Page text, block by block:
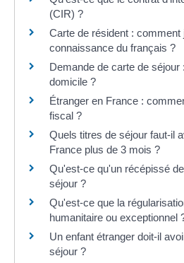
(CIR) ?
Carte de résident : comment
connaissance du français ?
Demande de carte de séjour
domicile ?
Étranger en France :
fiscal ?
Quels titres de séjour faut-il
France plus de 3 mois ?
Qu'est-ce qu'un récépissé
séjour ?
Qu'est-ce que la
humanitaire ou exceptionnel
Un enfant étranger doit-il
séjour ?